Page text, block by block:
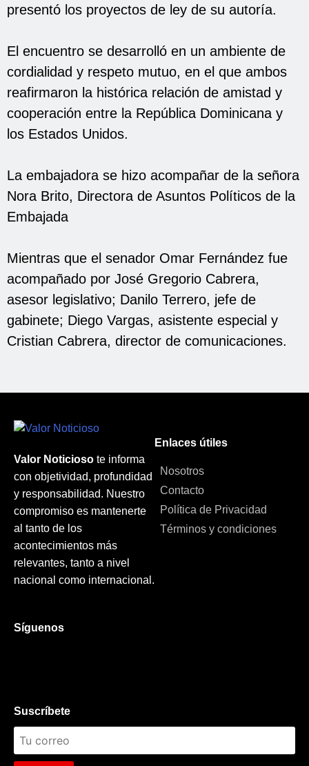
presentó los proyectos de ley de su autoría.
El encuentro se desarrolló en un ambiente de
cordialidad y respeto mutuo, en el que ambos
reafirmaron la histórica relación de amistad y
cooperación entre la República Dominicana y
los Estados Unidos.
La embajadora se hizo acompañar de la señora
Nora Brito, Directora de Asuntos Políticos de la
Embajada
Mientras que el senador Omar Fernández fue
acompañado por José Gregorio Cabrera,
asesor legislativo; Danilo Terrero, jefe de
gabinete; Diego Vargas, asistente especial y
Cristian Cabrera, director de comunicaciones.
Valor Noticioso te informa
con objetividad, profundidad
y responsabilidad. Nuestro
compromiso es mantenerte
al tanto de los
acontecimientos más
relevantes, tanto a nivel
nacional como internacional.
Enlaces útiles
Nosotros
Contacto
Política de Privacidad
Términos y condiciones
Síguenos
Suscríbete